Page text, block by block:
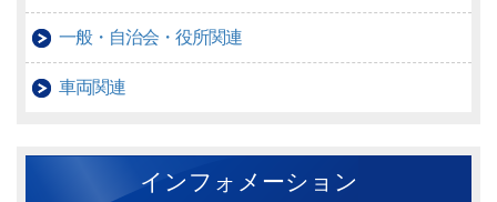
一般・自治会・役所関連
車両関連
インフォメーション